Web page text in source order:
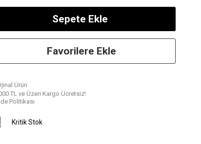
Favorilere Ekle
Ürün
TL ve Üzeri Kargo Ücretsiz!
Politikası
Kritik Stok